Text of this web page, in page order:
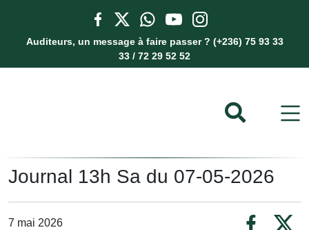
Auditeurs, un message à faire passer ? (+236) 75 93 33
33 / 72 29 52 52
Journal 13h Sa du 07-05-2026
7 mai 2026